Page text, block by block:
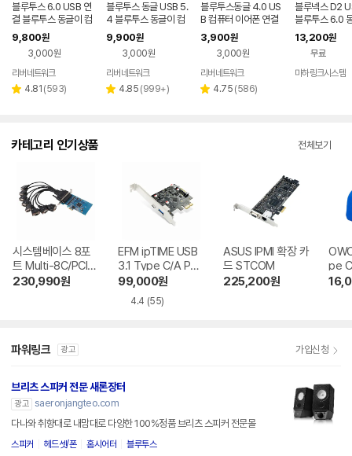
블루투스 6.0 USB 연
결 블루투스 동글이 컴
퓨터 동글 이어폰 무선
수신기 어댑터 동그리
9,800원
3,000원
페이
리버네트워크
별 4.81 리
(593)
블루투스 동글 USB 5.
4 블루투스 동글이 컴
퓨터 연결 무선 수신기
동그리
9,900원
3,000원
페이
리버네트워크
별 4.85 리
(999+)
블루투스동글 4.0 US
B 컴퓨터 이어폰 연결
무선 수신기 동그리 동
글 블루투스동글이
3,900원
3,000원
페이
리버네트워크
별 4.75 리
(586)
블루넥스 D2
블루투스 6.0
9BT
13,200원
무료
마하링크시스템
카테고리 인기상품 전체보기
시스템베이스 8포
트 Multi-8C/PCIe
232
230,990원
EFM ipTIME USB
3.1 Type C/A PCI
e 확장카드 (PX31
99,000원
4.4 (55)
ASUS IPMI 확장 카
드 STCOM
225,200원
pe
린
파워링크 광고 가입신청
브리츠 스피커 전문 새론장터
광고 saeronjangteo.com
다나와 취향대로 내맘대로 다양한 100%정품 브리츠 스피커 전문몰
스피커 헤드셋/폰 홈시어터 블루투스